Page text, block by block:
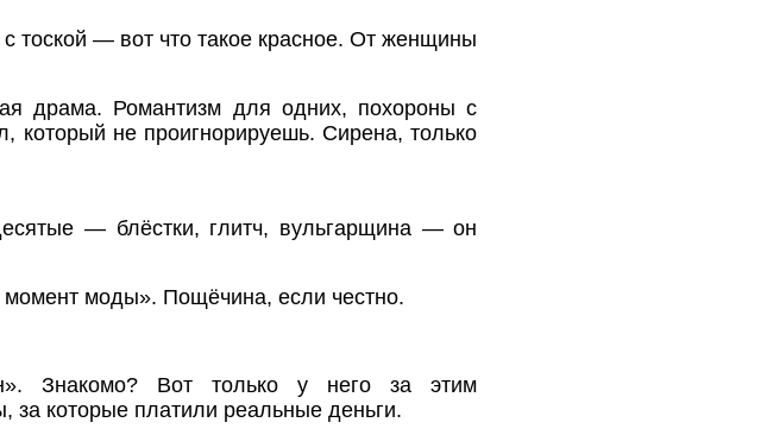
тоской — вот что такое красное. От женщины
драма. Романтизм для одних, похороны с
не проигнорируешь. Сирена, только
— блёстки, глитч, вульгарщина — он
моды». Пощёчина, если честно.
Знакомо? Вот только у него за этим
которые платили реальные деньги.